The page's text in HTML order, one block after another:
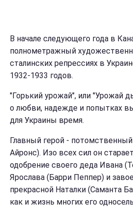
В начале следующего года в
полнометражный
сталинских репрессиях в
1932-1933 годов.
"Горький урожай", или "Урожай
о любви, надежде и попытках
для Украины время.
Главный герой -
Айронс). Изо всех сил он
одобрение своего деда Ивана
Ярослава (Барри Пеппер) и
прекрасной Наталки (Саманта
как и жизнь многих его